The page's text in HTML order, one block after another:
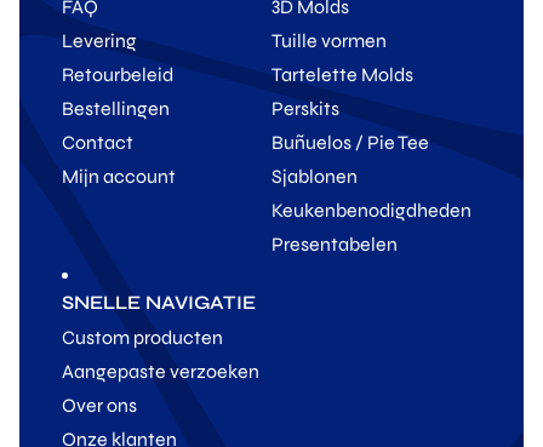
FAQ
Levering
Retourbeleid
Bestellingen
Contact
Mijn account
3D Molds
Tuille vormen
Tartelette Molds
Perskits
Buñuelos / Pie Tee
Sjablonen
Keukenbenodigdheden
Presentabelen
SNELLE NAVIGATIE
Custom producten
Aangepaste verzoeken
Over ons
Onze klanten